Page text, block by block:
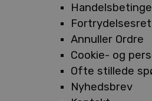
Annuller Ordre
Cookie- og
Ofte stillede
Nyhedsbrev